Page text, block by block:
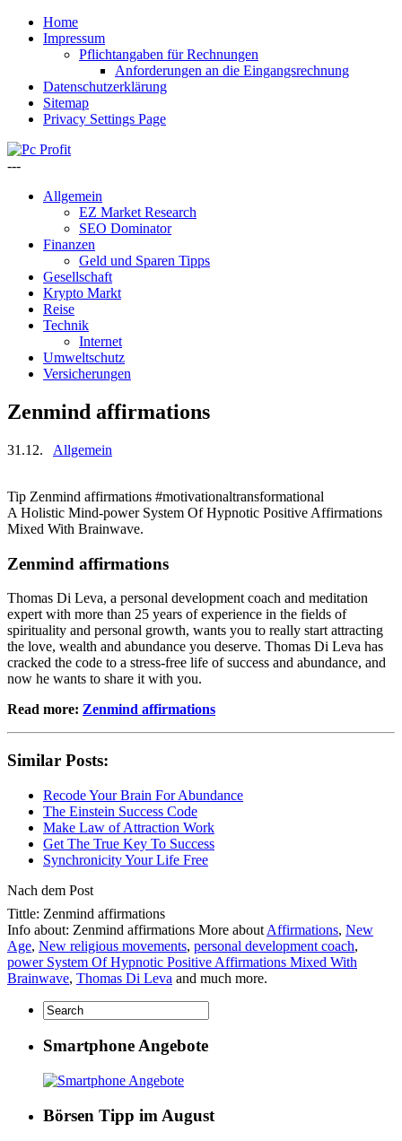
Home
Impressum
Pflichtangaben für Rechnungen
Anforderungen an die Eingangsrechnung
Datenschutzerklärung
Sitemap
Privacy Settings Page
---
Allgemein
EZ Market Research
SEO Dominator
Finanzen
Geld und Sparen Tipps
Gesellschaft
Krypto Markt
Reise
Technik
Internet
Umweltschutz
Versicherungen
Zenmind affirmations
31.12. Allgemein
Tip Zenmind affirmations #motivationaltransformational
A Holistic Mind-power System Of Hypnotic Positive Affirmations
Mixed With Brainwave.
Zenmind affirmations
Thomas Di Leva, a personal development coach and meditation
expert with more than 25 years of experience in the fields of
spirituality and personal growth, wants you to really start attracting
the love, wealth and abundance you deserve. Thomas Di Leva has
cracked the code to a stress-free life of success and abundance, and
now he wants to share it with you.
Read more: Zenmind affirmations
Similar Posts:
Recode Your Brain For Abundance
The Einstein Success Code
Make Law of Attraction Work
Get The True Key To Success
Synchronicity Your Life Free
Nach dem Post
Tittle: Zenmind affirmations
Info about: Zenmind affirmations More about Affirmations, New
Age, New religious movements, personal development coach,
power System Of Hypnotic Positive Affirmations Mixed With
Brainwave, Thomas Di Leva and much more.
Smartphone Angebote
Börsen Tipp im August